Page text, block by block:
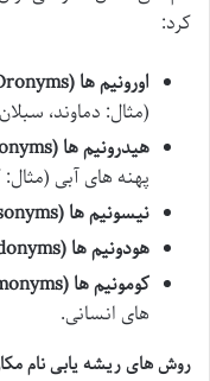
کرد:
اورونیم ها (Oronyms):
(مثال: دماوند،
هیدرونیم ها (Hydronyms):
پهنه های آبی (مثال:
نیسونیم ها (Nisonyms):
هودونیم ها (Hodonyms):
کومونیم ها (Comonyms):
های انسانی.
روش های ریشه یابی نام